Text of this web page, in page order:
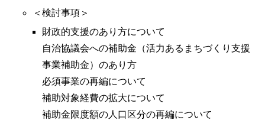
＜検討事項＞
財政的支援のあり方について
自治協議会への補助金（活力あるまちづくり支援
事業補助金）のあり方
必須事業の再編について
補助対象経費の拡大について
補助金限度額の人口区分の再編について